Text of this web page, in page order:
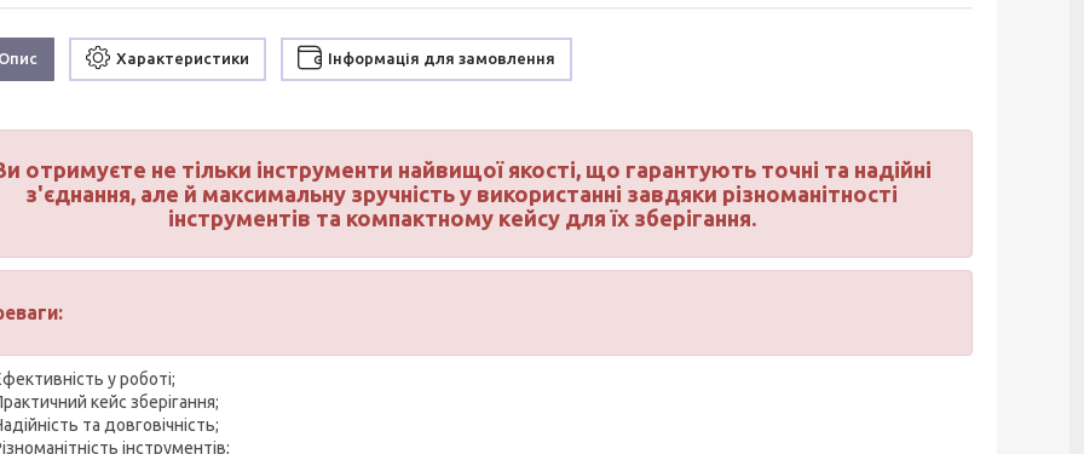
Характеристики Інформація для замовлення
отримуєте не тільки інструменти найвищої якості, що гарантують точні та надійні
з'єднання, але й максимальну зручність у використанні завдяки різноманітності
інструментів та компактному кейсу для їх зберігання.
у роботі;
кейс зберігання;
та довговічність;
інструментів;